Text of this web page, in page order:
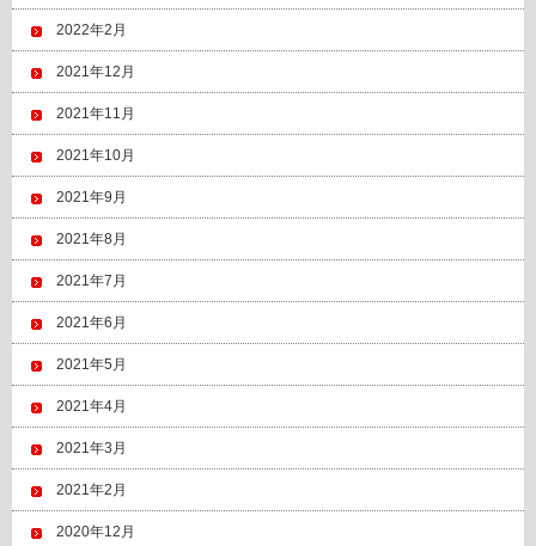
2022年2月
2021年12月
2021年11月
2021年10月
2021年9月
2021年8月
2021年7月
2021年6月
2021年5月
2021年4月
2021年3月
2021年2月
2020年12月